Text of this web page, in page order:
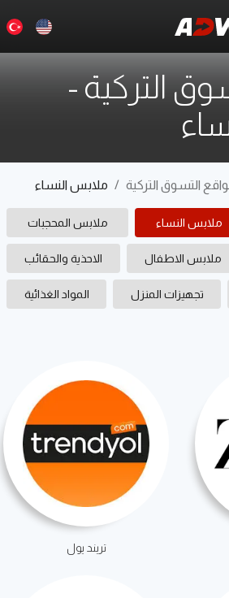
التركية-
التسوق التركية / ملابس النساء
ملابس النساء ملابس المحجبات
ملابس الاطفال الاحذية والحقائب
تجهيزات المنزل المواد الغذائية
تريند يول